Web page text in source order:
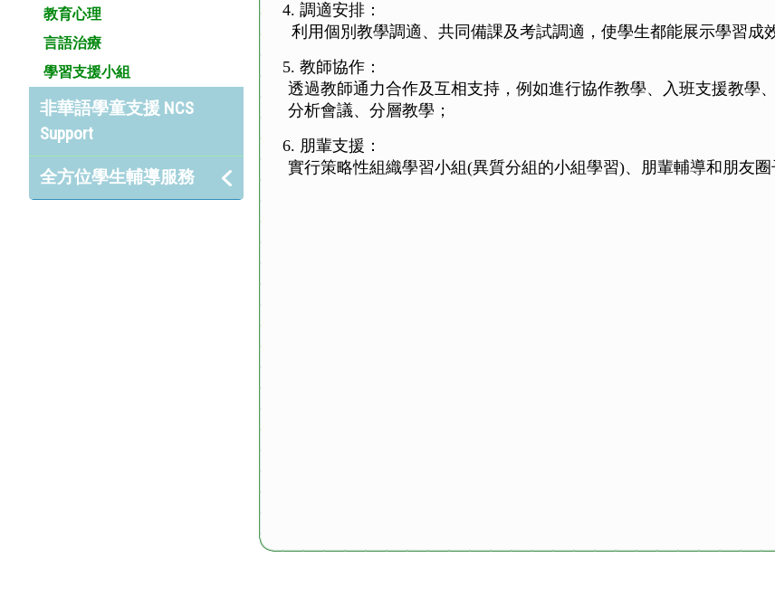
教育心理
言語治療
學習支援小組
非華語學童支援 NCS
Support
全方位學生輔導服務
4. 調適安排：
利用個別 教學調適、共同備課及考試調適 ， 使學生都能展示學習成
5. 教師協作：
透過教師通力合作及互相支持，例如進行協作教學、入班支援教學
分析會議、分層教學；
6. 朋輩支援：
實行策略性組織學習小組(異質分組的小組學習)、朋輩輔導和朋友圈